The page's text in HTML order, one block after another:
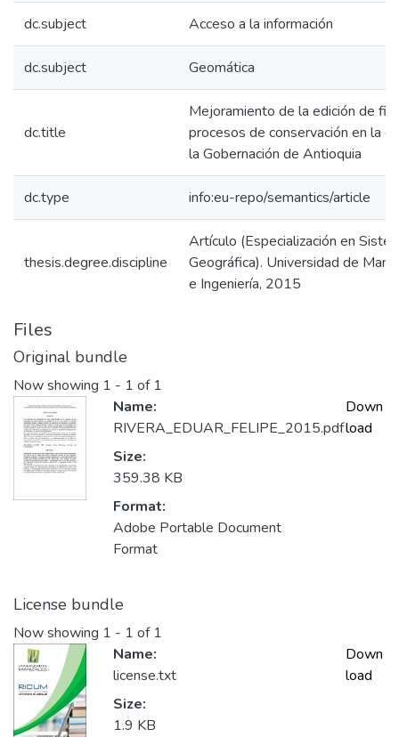
dc.subject Acceso a la información
dc.subject Geomática
dc.title
Mejoramiento de la edición de
procesos de conservación en la
la Gobernación de Antioquia
dc.type info:eu-repo/semantics/article
thesis.degree.discipline
Artículo (Especialización en
Geográfica). Universidad de
e Ingeniería, 2015
Files
Original bundle
Now showing 1 - 1 of 1
Name:
RIVERA_EDUAR_FELIPE_2015.pdf
Size:
359.38 KB
Format:
Adobe Portable Document
Format
Down
load
License bundle
Now showing 1 - 1 of 1
Name:
license.txt
Size:
1.9 KB
Down
load